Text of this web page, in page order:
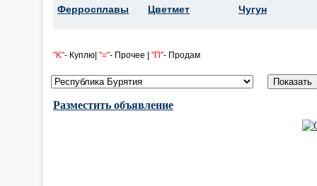
Ферросплавы
Цветмет
Чугун
"K"- Куплю| "="- Прочее | "П"- Продам
Разместить объявление